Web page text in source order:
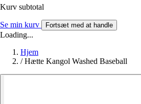
Kurv subtotal
Se min kurv Fortsæt med at handle
Loading...
Hjem
/ Hætte Kangol Washed Baseball